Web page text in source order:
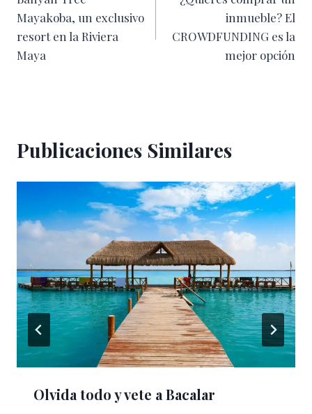
de
entradas
Mayakoba, un exclusivo
resort en la Riviera
Maya
inmueble? El
CROWDFUNDING es la
mejor opción
Publicaciones Similares
Olvida todo y vete a Bacalar